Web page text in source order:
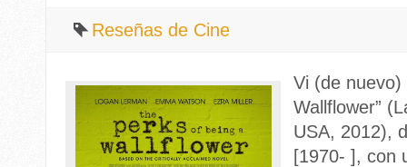
Reseñas de Cine
Vi (de nuevo)
Wallflower”
USA, 2012),
[1970- ], con